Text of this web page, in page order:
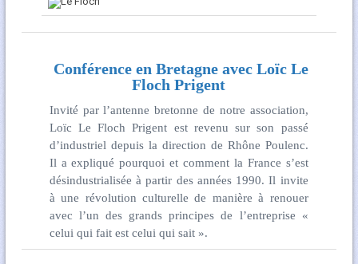
Conférence en Bretagne avec Loïc Le
Floch Prigent
Invité par l’antenne bretonne de notre association,
Loïc Le Floch Prigent est revenu sur son passé
d’industriel depuis la direction de Rhône Poulenc.
Il a expliqué pourquoi et comment la France s’est
désindustrialisée à partir des années 1990. Il invite
à une révolution culturelle de manière à renouer
avec l’un des grands principes de l’entreprise «
celui qui fait est celui qui sait ».